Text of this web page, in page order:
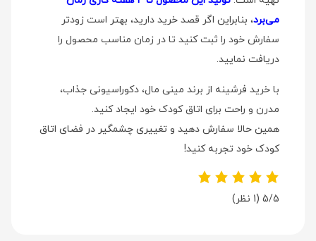
می‌برد، بنابراین اگر قصد خرید دارید، بهتر است زودتر
سفارش خود را ثبت کنید تا در زمان مناسب محصول را
دریافت نمایید.
با خرید فرشینه از برند مینی‌ مال، دکوراسیونی جذاب،
مدرن و راحت برای اتاق کودک خود ایجاد کنید.
همین حالا سفارش دهید و تغییری چشمگیر در فضای اتاق
کودک خود تجربه کنید!
5/5 (1 نظر)